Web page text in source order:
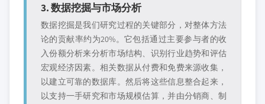
3. 数据挖掘与市场分析
数据挖掘是我们研究过程的关键部分，对整体方法
论的贡献率约为20%。它包括通过主要参与者的收
入份额分析来分析市场结构、识别行业趋势和评估
宏观经济因素。相关数据从付费和免费来源收集，
以建立可靠的数据库。然后将这些信息整合起来，
以支持一手研究和市场规模估算，并由分销商、制